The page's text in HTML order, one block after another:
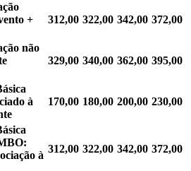
+
312,00 322,00 342,00 372,00
não
329,00 340,00 362,00 395,00
à
170,00 180,00 200,00 230,00
à
312,00 322,00 342,00 372,00